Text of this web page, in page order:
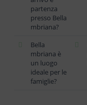
partenza
presso Bella
mbriana?
Bella
mbriana è
un luogo
ideale per le
famiglie?